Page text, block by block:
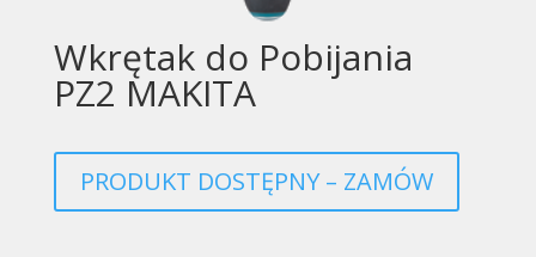
Wkrętak do Pobijania
PZ2 MAKITA
PRODUKT DOSTĘPNY – ZAMÓW